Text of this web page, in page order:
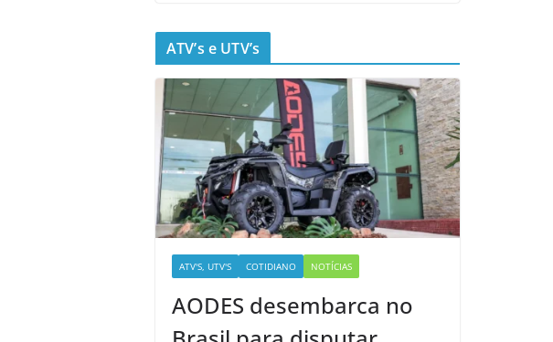
ATV’s e UTV’s
ATV'S, UTV'S COTIDIANO NOTÍCIAS
AODES desembarca no